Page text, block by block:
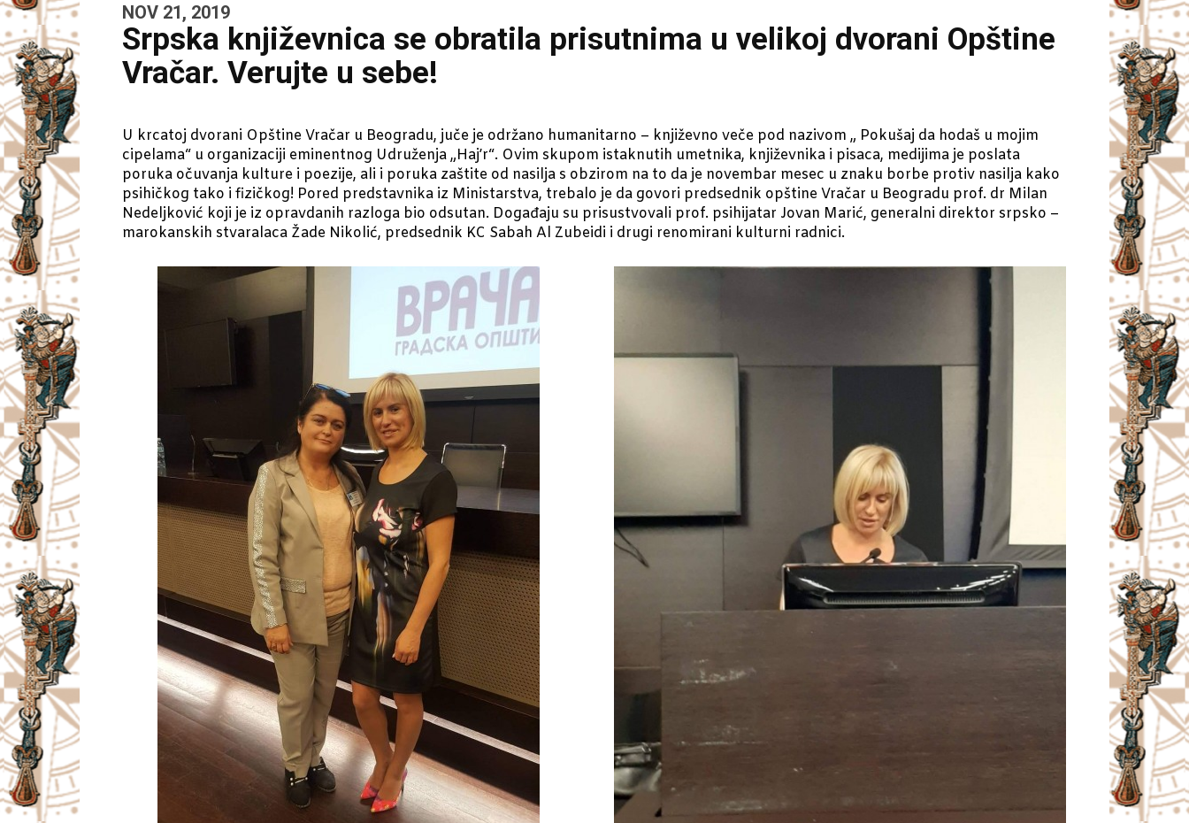
NOV 21, 2019
Srpska književnica se obratila prisutnima u velikoj dvorani Opštine
Vračar. Verujte u sebe!
U krcatoj dvorani Opštine Vračar u Beogradu, juče je održano humanitarno – književno veče pod nazivom „ Pokušaj da hodaš u mojim
cipelama“ u organizaciji eminentnog Udruženja „Haj’r“. Ovim skupom istaknutih umetnika, književnika i pisaca, medijima je poslata
poruka očuvanja kulture i poezije, ali i poruka zaštite od nasilja s obzirom na to da je novembar mesec u znaku borbe protiv nasilja kako
psihičkog tako i fizičkog! Pored predstavnika iz Ministarstva, trebalo je da govori predsednik opštine Vračar u Beogradu prof. dr Milan
Nedeljković koji je iz opravdanih razloga bio odsutan. Događaju su prisustvovali prof. psihijatar Jovan Marić, generalni direktor srpsko –
marokanskih stvaralaca Žade Nikolić, predsednik KC Sabah Al Zubeidi i drugi renomirani kulturni radnici.